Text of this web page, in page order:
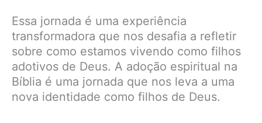
Essa jornada é uma experiência
transformadora que nos desafia a refletir
sobre como estamos vivendo como filhos
adotivos de Deus. A adoção espiritual na
Bíblia é uma jornada que nos leva a uma
nova identidade como filhos de Deus.